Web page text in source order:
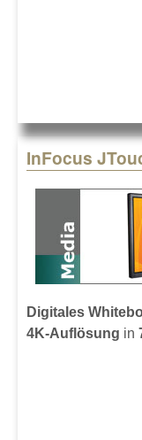
InFocus
Digitales
4K-Auflösung in